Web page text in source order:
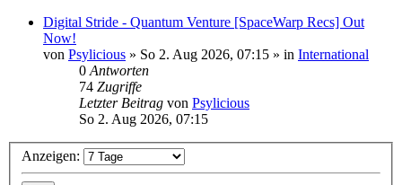
Digital Stride - Quantum Venture [SpaceWarp Recs] Out
Now!
von Psylicious » So 2. Aug 2026, 07:15 » in International
0 Antworten
74 Zugriffe
Letzter Beitrag von Psylicious
So 2. Aug 2026, 07:15
Anzeigen: